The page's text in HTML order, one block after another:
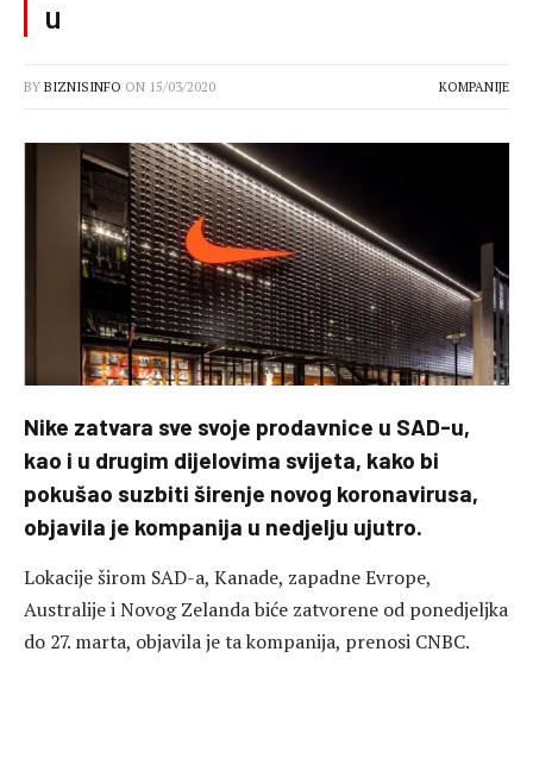
u
BY BIZNISINFO ON 15/03/2020 KOMPANIJE
Nike zatvara sve svoje prodavnice u SAD-u,
kao i u drugim dijelovima svijeta, kako bi
pokušao suzbiti širenje novog koronavirusa,
objavila je kompanija u nedjelju ujutro.
Lokacije širom SAD-a, Kanade, zapadne Evrope,
Australije i Novog Zelanda biće zatvorene od ponedjeljka
do 27. marta, objavila je ta kompanija, prenosi CNBC.